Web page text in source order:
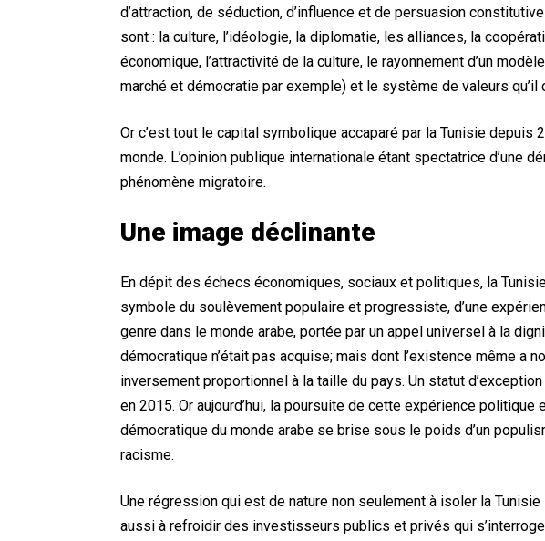
d’attraction, de séduction, d’influence et de persuasion
sont : la culture, l’idéologie, la diplomatie, les alliances, la
économique, l’attractivité de la culture, le rayonnement d’un
marché et démocratie par exemple) et le système de valeurs qu’il
Or c’est tout le capital symbolique accaparé par la Tunisie depuis
monde. L’opinion publique internationale étant spectatrice d’une
phénomène migratoire.
Une image déclinante
En dépit des échecs économiques, sociaux et politiques, la
symbole du soulèvement populaire et progressiste, d’une
genre dans le monde arabe, portée par un appel universel à la
démocratique n’était pas acquise; mais dont l’existence même a
inversement proportionnel à la taille du pays. Un statut
en 2015. Or aujourd’hui, la poursuite de cette expérience politique
démocratique du monde arabe se brise sous le poids d’un
racisme.
Une régression qui est de nature non seulement à isoler la
aussi à refroidir des investisseurs publics et privés qui